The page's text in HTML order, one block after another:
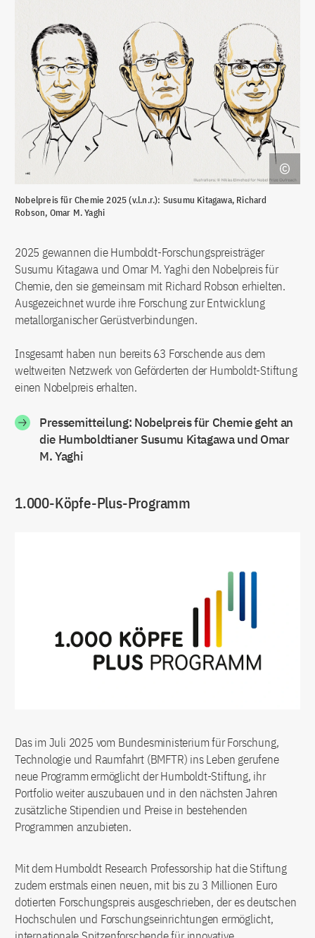
Nobelpreis für Chemie 2025 (v.l.n.r.): Susumu Kitagawa, Richard
Robson, Omar M. Yaghi
2025 gewannen die Humboldt-Forschungspreisträger
Susumu Kitagawa und Omar M. Yaghi den Nobelpreis für
Chemie, den sie gemeinsam mit Richard Robson erhielten.
Ausgezeichnet wurde ihre Forschung zur Entwicklung
metallorganischer Gerüstverbindungen.
Insgesamt haben nun bereits 63 Forschende aus dem
weltweiten Netzwerk von Geförderten der Humboldt-Stiftung
einen Nobelpreis erhalten.
Pressemitteilung: Nobelpreis für Chemie geht an
die Humboldtianer Susumu Kitagawa und Omar
M. Yaghi
1.000-Köpfe-Plus-Programm
Das im Juli 2025 vom Bundesministerium für Forschung,
Technologie und Raumfahrt (BMFTR) ins Leben gerufene
neue Programm ermöglicht der Humboldt-Stiftung, ihr
Portfolio weiter auszubauen und in den nächsten Jahren
zusätzliche Stipendien und Preise in bestehenden
Programmen anzubieten.
Mit dem Humboldt Research Professorship hat die Stiftung
zudem erstmals einen neuen, mit bis zu 3 Millionen Euro
dotierten Forschungspreis ausgeschrieben, der es deutschen
Hochschulen und Forschungseinrichtungen ermöglicht,